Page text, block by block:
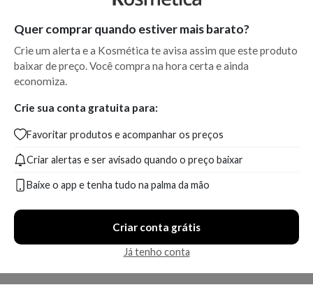
Quer comprar quando estiver mais barato?
Crie um alerta e a Kosmética te avisa assim que este produto
baixar de preço. Você compra na hora certa e ainda
economiza.
Crie sua conta gratuita para:
Favoritar produtos e acompanhar os preços
Criar alertas e ser avisado quando o preço baixar
Baixe o app e tenha tudo na palma da mão
Criar conta grátis
Já tenho conta